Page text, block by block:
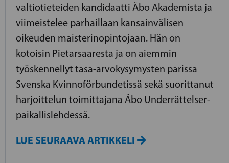
valtiotieteiden kandidaatti Åbo Akademista ja
viimeistelee parhaillaan kansainvälisen
oikeuden maisterinopintojaan. Hän on
kotoisin Pietarsaaresta ja on aiemmin
työskennellyt tasa-arvokysymysten parissa
Svenska Kvinnoförbundetissä sekä suorittanut
harjoittelun toimittajana Åbo Underrättelser-
paikallislehdessä.
LUE SEURAAVA ARTIKKELI